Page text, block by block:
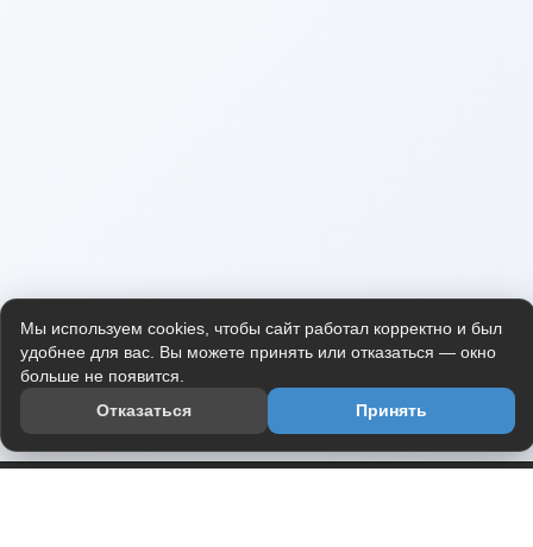
Мы используем cookies, чтобы сайт работал корректно и был
удобнее для вас. Вы можете принять или отказаться — окно
больше не появится.
Отказаться
Принять